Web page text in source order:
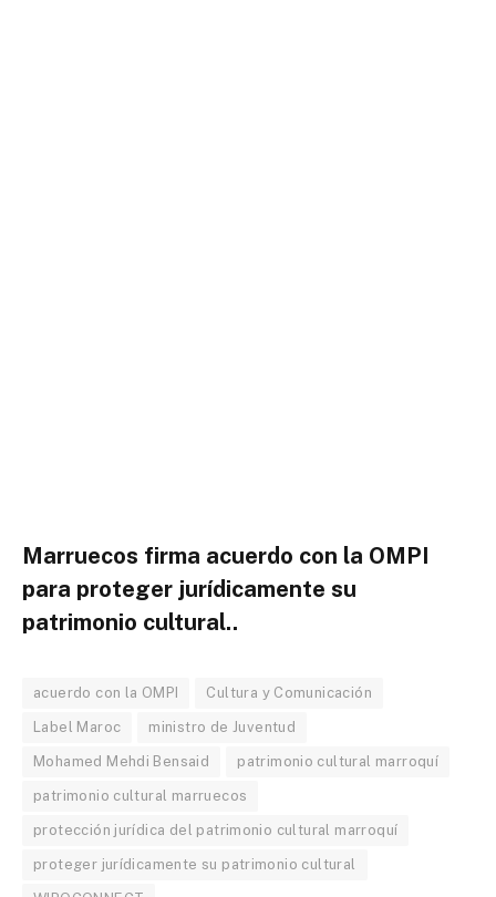
Marruecos firma acuerdo con la OMPI
para proteger jurídicamente su
patrimonio cultural..
acuerdo con la OMPI Cultura y Comunicación
Label Maroc ministro de Juventud
Mohamed Mehdi Bensaid patrimonio cultural marroquí
patrimonio cultural marruecos
protección jurídica del patrimonio cultural marroquí
proteger jurídicamente su patrimonio cultural